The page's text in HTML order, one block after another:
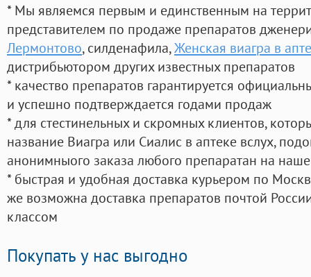
* Мы являемся первым и единственным на
представителем по продаже препаратов
Лермонтово, силденафила,Женская виагра в
дистрибьютором других известных препаратов
* качество препаратов гарантируется
и успешно подтверждается годами продаж
* для стестинельных и скромных клиентов,
название Виагра или Сиалис в аптеке вслух,
анонимныого заказа любого препаратан на
* быстрая и удобная доставка курьером по
же возможна доставка препаратов почтой
классом
Покупать у нас выгодно